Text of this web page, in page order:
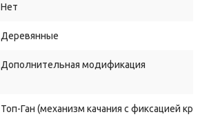
Нет
Деревянные
Дополнительная модификация
Топ-Ган (механизм качания с фиксацией